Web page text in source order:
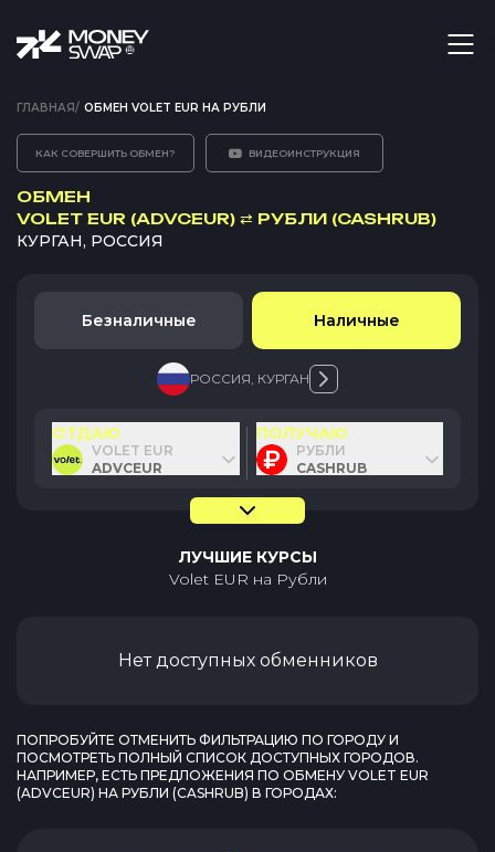
ГЛАВНАЯ/ ОБМЕН VOLET EUR НА РУБЛИ
КАК СОВЕРШИТЬ ОБМЕН? ВИДЕОИНСТРУКЦИЯ
ОБМЕН
VOLET EUR (ADVCEUR) ⇄ РУБЛИ (CASHRUB)
КУРГАН, РОССИЯ
Безналичные Наличные
РОССИЯ, КУРГАН
ОТДАЮ
VOLET EUR
ADVCEUR
ПОЛУЧАЮ
РУБЛИ
CASHRUB
ЛУЧШИЕ КУРСЫ
Volet EUR на Рубли
Нет доступных обменников
ПОПРОБУЙТЕ ОТМЕНИТЬ ФИЛЬТРАЦИЮ ПО ГОРОДУ И
ПОСМОТРЕТЬ ПОЛНЫЙ СПИСОК ДОСТУПНЫХ ГОРОДОВ.
НАПРИМЕР, ЕСТЬ ПРЕДЛОЖЕНИЯ ПО ОБМЕНУ VOLET EUR
(ADVCEUR) НА РУБЛИ (CASHRUB) В ГОРОДАХ: